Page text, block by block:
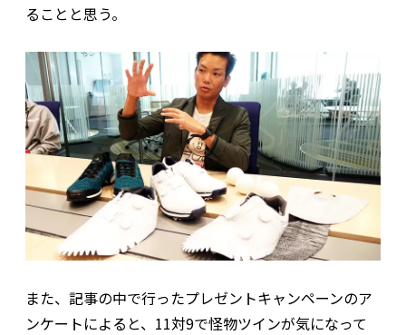
ることと思う。
また、記事の中で行ったプレゼントキャンペーンのア
ンケートによると、11対9で怪物ツインが気になって